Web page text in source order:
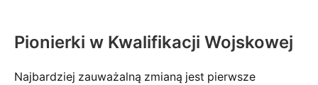
Pionierki w Kwalifikacji Wojskowej
Najbardziej zauważalną zmianą jest pierwsze